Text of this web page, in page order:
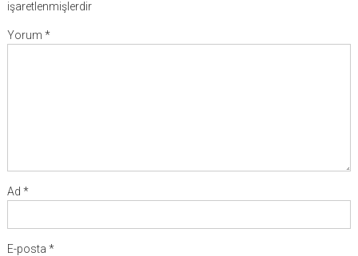
işaretlenmişlerdir
Yorum *
Ad *
E-posta *